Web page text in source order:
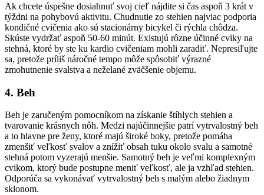
Ak chcete úspešne dosiahnuť svoj cieľ nájdite si čas aspoň 3 krát v
týždni na pohybovú aktivitu. Chudnutie zo stehien najviac podporia
kondičné cvičenia ako sú stacionárny bicykel či rýchla chôdza.
Skúste vydržať aspoň 50-60 minút. Existujú rôzne účinné cviky na
stehná, ktoré by ste ku kardio cvičeniam mohli zaradiť. Nepresiľujte
sa, pretože príliš náročné tempo môže spôsobiť výrazné
zmohutnenie svalstva a neželané zväčšenie objemu.
4. Beh
Beh je zaručeným pomocníkom na získanie štíhlych stehien a
tvarovanie krásnych nôh. Medzi najúčinnejšie patrí vytrvalostný beh
a to hlavne pre ženy, ktoré majú široké boky, pretože pomáha
zmenšiť veľkosť svalov a znížiť obsah tuku okolo svalu a samotné
stehná potom vyzerajú menšie. Samotný beh je veľmi komplexným
cvikom, ktorý bude postupne meniť veľkosť, ale ja vzhľad stehien.
Odporúča sa vykonávať vytrvalostný beh s malým alebo žiadnym
sklonom.